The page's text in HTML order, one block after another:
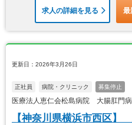
求人の詳細を見る 最
更新日：2026年3月26日
正社員 病院・クリニック 募集停止
医療法人恵仁会松島病院 大腸肛門
【神奈川県横浜市西区